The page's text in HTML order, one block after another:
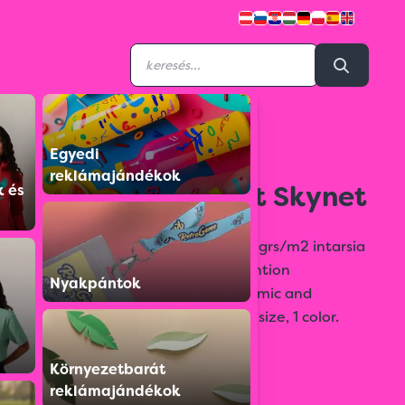
és
Egyedi
reklámajándékok
Nyakpántok
Környezetbarát
reklámajándékok
CAVASKYBL22
Second Skin T-Shirt Skynet
90% polyamide, 10% elastane. 230 grs/m2 intarsia
fabric 2D. High elasticity, heat retention
andbreathability. Seamless. Ergonomic and
dynamic design. 40 units per box: 1 size, 1 color.
Individual bag.
Színválaszték: